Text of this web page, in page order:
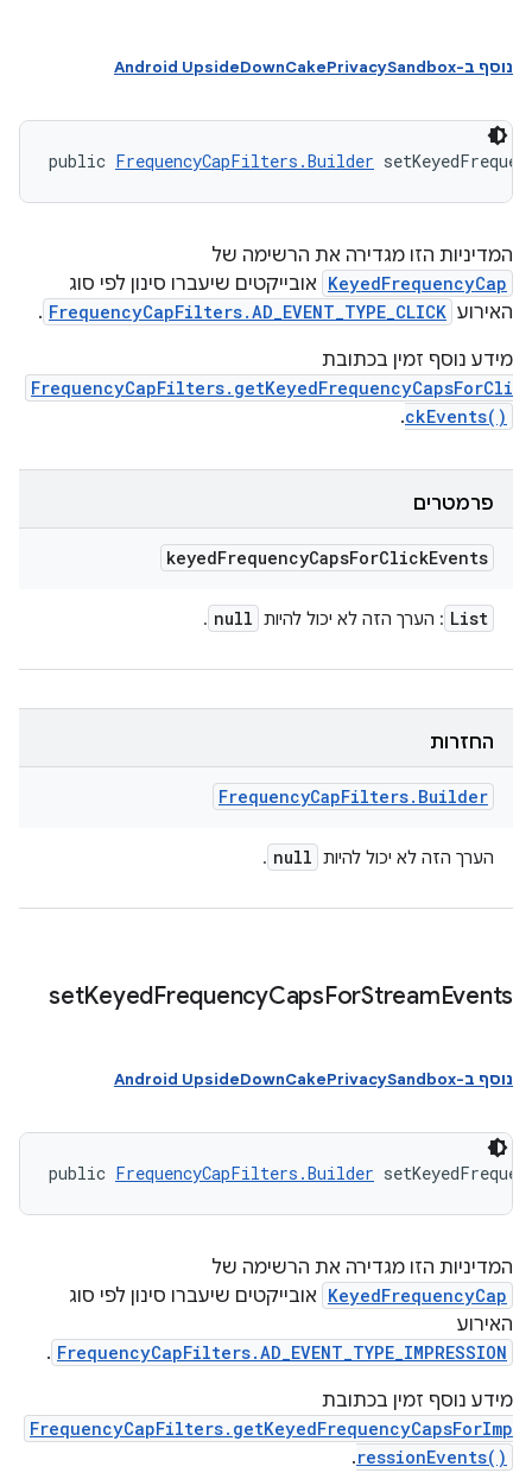
נוסף ב-Android UpsideDownCakePrivacySandbox
public FrequencyCapFilters.Builder
המדיניות הזו מגדירה את הרשימה של
KeyedFrequencyCap אובייקטים שיעברו סינון לפי סוג
האירוע FrequencyCapFilters.AD_EVENT_TYPE_CLICK
.
מידע נוסף זמין בכתובת
FrequencyCapFilters.getKeyedFrequencyCapsForCli
ckEvents()
.
פרמטרים
keyedFrequencyCapsForClickEvents
List : הערך הזה לא יכול להיות null
.
החזרות
FrequencyCapFilters. Builder
הערך הזה לא יכול להיות null
.
setKeyedFrequencyCapsForStreamEvents
נוסף ב-Android UpsideDownCakePrivacySandbox
public FrequencyCapFilters.Builder
המדיניות הזו מגדירה את הרשימה של
KeyedFrequencyCap אובייקטים שיעברו סינון לפי סוג
האירוע
FrequencyCapFilters.AD_EVENT_TYPE_IMPRESSION
.
מידע נוסף זמין בכתובת
FrequencyCapFilters.getKeyedFrequencyCapsForImp
ressionEvents()
.